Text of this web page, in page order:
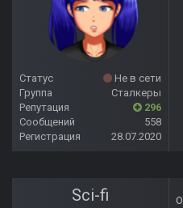
Статус
Не в сети
Группа
Сталкеры
Репутация
296
Сообщений
558
Регистрация
28.07.2020
Sci-fi